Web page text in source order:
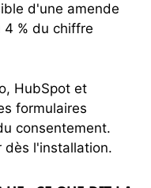
d'une amende
4 % du chiffre
HubSpot et
formulaires
consentement.
dès l'installation.